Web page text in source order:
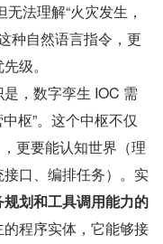
法理解“火灾发生，
种自然语言指令，更
级。
，数字孪生 IOC 需
枢”。这个中枢不仅
更要能认知世界（理
口、编排任务）。实
规划和工具调用能力的
程序实体，它能够接